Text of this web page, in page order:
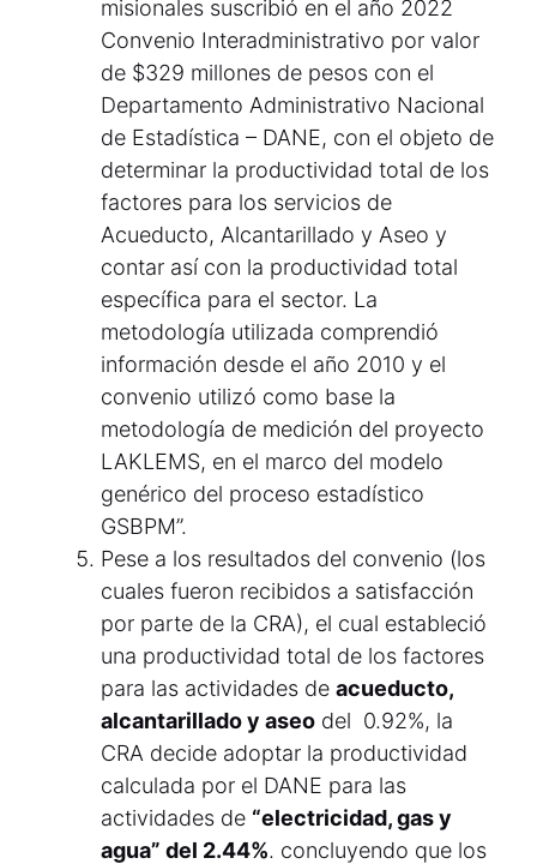
misionales suscribió en el año 2022
Convenio Interadministrativo por valor
de $329 millones de pesos con el
Departamento Administrativo Nacional
de Estadística – DANE, con el objeto de
determinar la productividad total de los
factores para los servicios de
Acueducto, Alcantarillado y Aseo y
contar así con la productividad total
específica para el sector. La
metodología utilizada comprendió
información desde el año 2010 y el
convenio utilizó como base la
metodología de medición del proyecto
LAKLEMS, en el marco del modelo
genérico del proceso estadístico
GSBPM”.
Pese a los resultados del convenio (los
cuales fueron recibidos a satisfacción
por parte de la CRA), el cual estableció
una productividad total de los factores
para las actividades de acueducto,
alcantarillado y aseo del 0.92%, la
CRA decide adoptar la productividad
calculada por el DANE para las
actividades de “electricidad, gas y
agua” del 2.44%. concluyendo que los